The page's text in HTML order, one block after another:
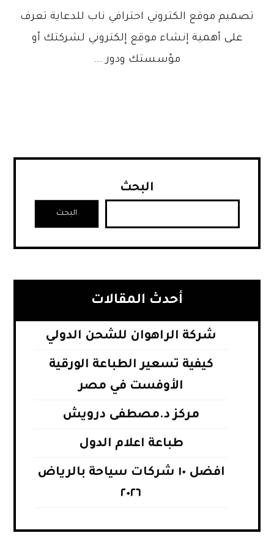
تصميم موقع الكتروني احترافي ناب للدعاية تعرف
على أهمية إنشاء موقع إلكتروني لشركتك أو
مؤسستك ودور ...
البحث
البحث
أحدث المقالات
شركة الراهوان للشحن الدولي
كيفية تسعير الطباعة الورقية
الأوفست في مصر
مركز د.مصطفى درويش
طباعة اعلام الدول
افضل ١٠ شركات سياحة بالرياض
٢٠٢٦